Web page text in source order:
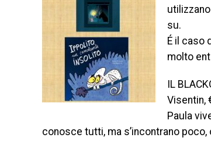
su.
É il caso
molto
IL
Visentin,
Paula
conosce tutti, ma s’incontrano